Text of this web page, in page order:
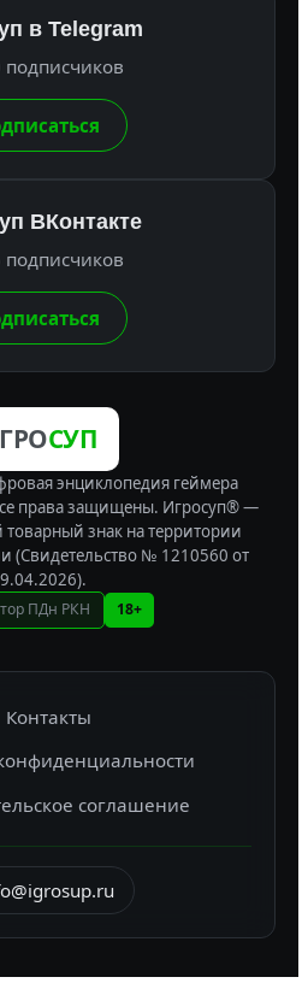
в Telegram
подписчиков
ВКонтакте
подписчиков
СУП
энциклопедия геймера
права защищены. Игросуп® —
знак на территории
(Свидетельство № 1210560 от
ПДн РКН 18+
Контакты
соглашение